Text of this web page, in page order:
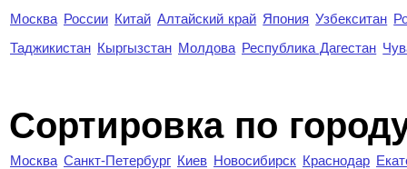
Москва России Китай Алтайский край Япония Узбекситан
Таджикистан Кыргызстан Молдова Республика Дагестан
Cортировка по
Москва Санкт-Петербург Киев Новосибирск Краснодар